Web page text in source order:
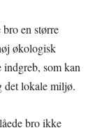
en større
økologisk
som kan
det lokale miljø.
bro ikke